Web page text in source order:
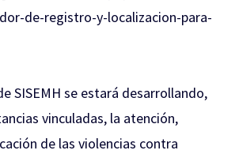
de-registro-y-localizacion-para-
SISEMH se estará desarrollando,
vinculadas, la atención,
de las violencias contra